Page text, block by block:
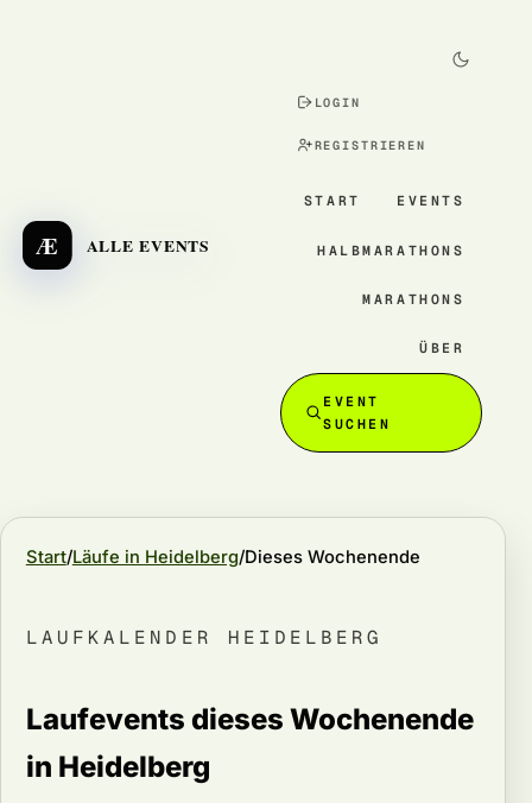
Æ ALLE EVENTS
LOGIN
REGISTRIEREN
START EVENTS
HALBMARATHONS
MARATHONS
ÜBER
EVENT
SUCHEN
Start Läufe in Heidelberg Dieses Wochenende
LAUFKALENDER HEIDELBERG
Laufevents dieses Wochenende
in Heidelberg